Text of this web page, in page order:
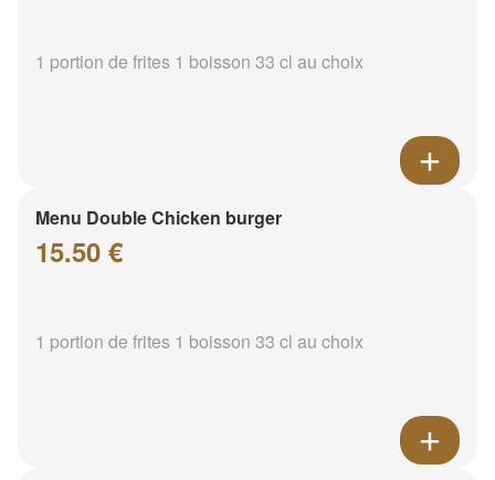
1 portion de frites 1 boisson 33 cl au choix
Menu Double Chicken burger
15.50 €
1 portion de frites 1 boisson 33 cl au choix